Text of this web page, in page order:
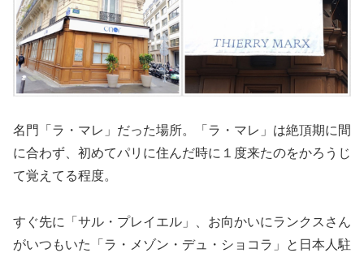
名門「ラ・マレ」だった場所。「ラ・マレ」は絶頂期に間
に合わず、初めてパリに住んだ時に１度来たのをかろうじ
て覚えてる程度。
すぐ先に「サル・プレイエル」、お向かいにランクスさん
がいつもいた「ラ・メゾン・デュ・ショコラ」と日本人駐